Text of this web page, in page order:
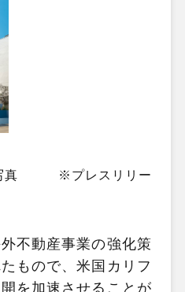
写真 ※プレスリリー
不動産事業の強化策
もので、米国カリフ
を加速させることが